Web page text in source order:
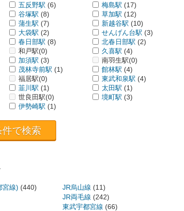
五反野駅 (6) 梅島駅 (17)
谷塚駅 (8) 草加駅 (12)
蒲生駅 (7) 新越谷駅 (10)
大袋駅 (2) せんげん台駅 (3)
春日部駅 (8) 北春日部駅 (2)
和戸駅(0) 久喜駅 (4)
加須駅 (3) 南羽生駅(0)
茂林寺前駅 (1) 館林駅 (4)
福居駅(0) 東武和泉駅 (4)
韮川駅 (1) 太田駅 (1)
世良田駅(0) 境町駅 (3)
伊勢崎駅 (1)
宮線) (440) JR烏山線 (11)
JR両毛線 (242)
東武宇都宮線 (66)